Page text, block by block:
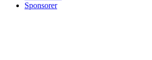
Sponsorer